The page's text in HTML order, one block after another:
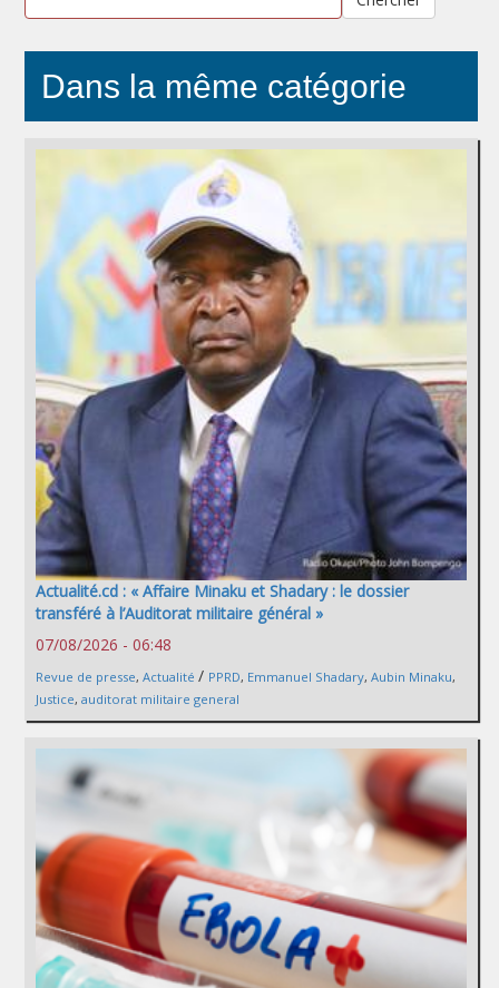
Dans la même catégorie
Actualité.cd : « Affaire Minaku et Shadary : le dossier
transféré à l’Auditorat militaire général »
07/08/2026 - 06:48
Revue de presse, Actualité / PPRD, Emmanuel Shadary, Aubin Minaku,
Justice, auditorat militaire general